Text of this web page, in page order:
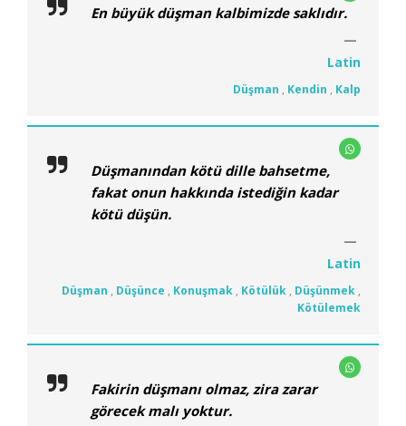
En büyük düşman kalbimizde saklıdır.
Latin
Düşman , Kendin , Kalp
Düşmanından kötü dille bahsetme,
fakat onun hakkında istediğin kadar
kötü düşün.
Latin
Düşman , Düşünce , Konuşmak , Kötülük , Düşünmek ,
Kötülemek
Fakirin düşmanı olmaz, zira zarar
görecek malı yoktur.